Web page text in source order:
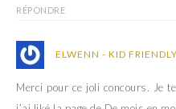
RÉPONDRE
ELWENN - KID FRIENDLY
Merci pour ce joli concours. Je